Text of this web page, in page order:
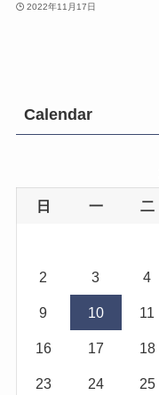
2022年11月17日
Calendar
日 一 二
2 3 4
9 10 11
16 17 18
23 24 25